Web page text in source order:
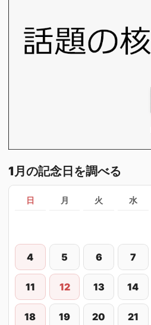
1月の記念日を調べる
日 月 火 水
4 5 6 7
11 12 13 14
18 19 20 21